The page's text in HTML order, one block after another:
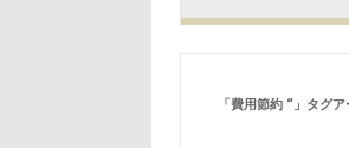
「費用節約 “」タグア